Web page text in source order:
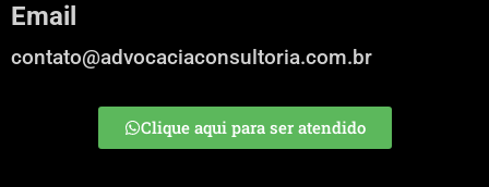
Email
contato@advocaciaconsultoria.com.br
Clique aqui para ser atendido